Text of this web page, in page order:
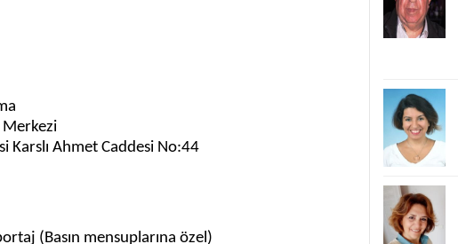
Merkezi
Karslı Ahmet Caddesi No:44
(Basın mensuplarına özel)